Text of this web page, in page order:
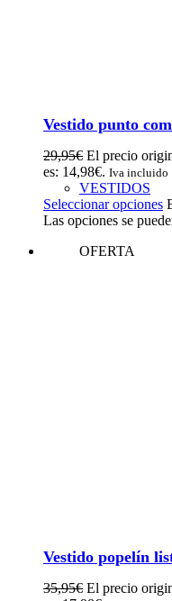
Vestido punto
29,95€ El precio
es: 14,98€. Iva incluido
VESTIDOS
Seleccionar opciones
Las opciones se
OFERTA
Vestido popelín
35,95€ El precio